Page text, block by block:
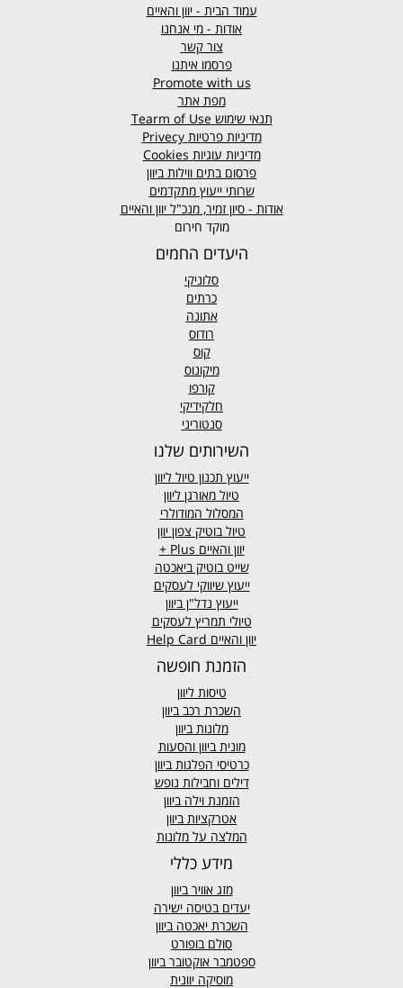
עמוד הבית - יוון והאיים
אודות - מי אנחנו
צור קשר
פרסמו איתנו
Promote with us
מפת אתר
תנאי שימוש
מדיניות פרטיות Privecy
מדיניות עוגיות Cookies
פרסום בתים ווילות ביוון
שרותי ייעוץ מתקדמים
אודות - סיון זמיר, מנכ"ל יוון והאיים
מוקד חירום
היעדים החמים
סלוניקי
כרתים
אתונה
רודוס
קוס
מיקונוס
קורפו
חלקידיקי
סנטוריני
השירותים שלנו
ייעוץ תכנון טיול ליוון
טיול מאורגן ליוון
המסלול המודולרי
טיול בוטיק צפון יוון
יוון והאיים Plus +
שייט בוטיק ביאכטה
ייעוץ שיווקי לעסקים
ייעוץ נדל"ן ביוון
טיולי תמריץ לעסקים
יוון והאיים Help Card
הזמנת חופשה
טיסות ליוון
השכרת רכב ביוון
מלונות ביוון
מונית ביוון והסעות
כרטיסי הפלגות ביוון
דילים וחבילות נופש
הזמנת וילה ביוון
אטרקציות ביוון
המלצה על מלונות
מידע כללי
מזג אוויר ביוון
יעדים בטיסה ישירה
השכרת יאכטה ביוון
סולם בופורט
ספטמבר אוקטובר ביוון
מוסיקה יוונית